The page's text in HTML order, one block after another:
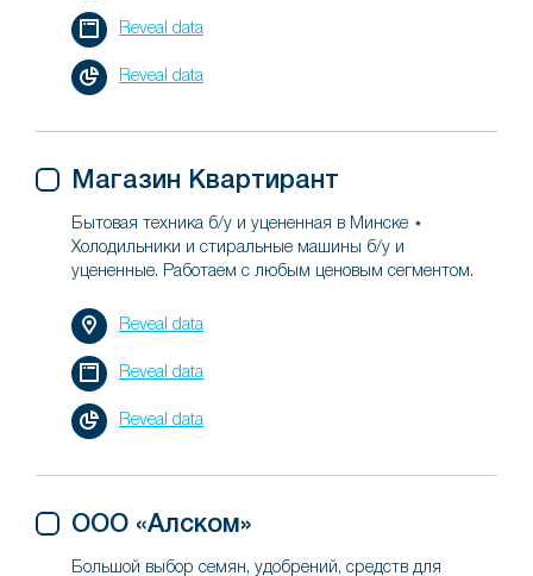
Reveal data
Reveal data
Магазин Квартирант
Бытовая техника б/у и уцененная в Минске ⋆
Холодильники и стиральные машины б/у и
уцененные. Работаем с любым ценовым сегментом.
Reveal data
Reveal data
Reveal data
ООО «Алском»
Большой выбор семян, удобрений, средств для